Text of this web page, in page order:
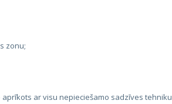
zonu;
ar visu nepieciešamo sadzīves tehniku